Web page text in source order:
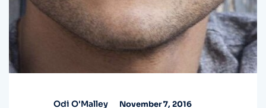
Odi O'Malley November 7, 2016